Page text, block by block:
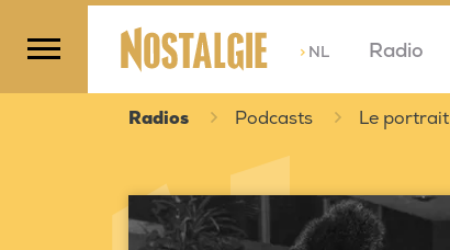
>NL Radio
Radios Podcasts Le portrait